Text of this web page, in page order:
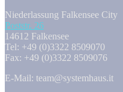
Niederlassung Falkensee City
Poststr. 26
14612 Falkensee
Tel: +49 (0)3322 8509070
Fax: +49 (0)3322 8509076
E-Mail: team@systemhaus.it